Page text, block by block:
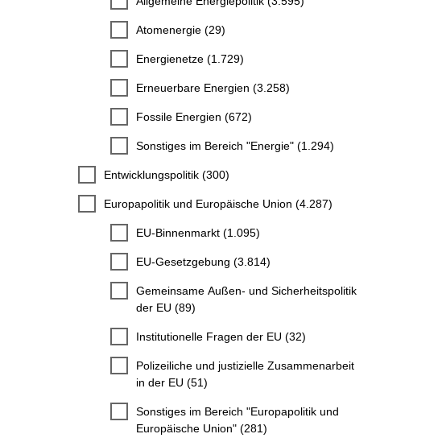
Atomenergie (29)
Energienetze (1.729)
Erneuerbare Energien (3.258)
Fossile Energien (672)
Sonstiges im Bereich "Energie" (1.294)
Entwicklungspolitik (300)
Europapolitik und Europäische Union (4.287)
EU-Binnenmarkt (1.095)
EU-Gesetzgebung (3.814)
Gemeinsame Außen- und Sicherheitspolitik
der EU (89)
Institutionelle Fragen der EU (32)
Polizeiliche und justizielle Zusammenarbeit
in der EU (51)
Sonstiges im Bereich "Europapolitik und
Europäische Union" (281)